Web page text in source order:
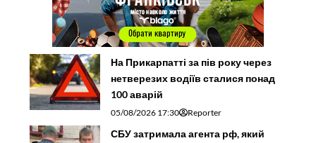
На Прикарпатті за пів року через
нетверезих водіїв сталися понад
100 аварій
05/08/2026 17:30 Reporter
СБУ затримала агента рф, який